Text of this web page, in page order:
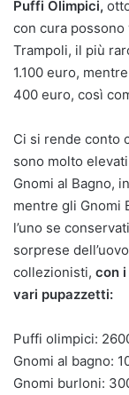
Puffi Olimpici,
con cura
Trampoli, il più
1.100 euro,
400 euro, così
Ci si rende conto
sono molto
Gnomi al Bagno,
mentre gli Gnomi
l’uno se
sorprese
collezionisti, con
vari pupazzetti:
Puffi olimpici:
Gnomi al bagno:
Gnomi burloni: